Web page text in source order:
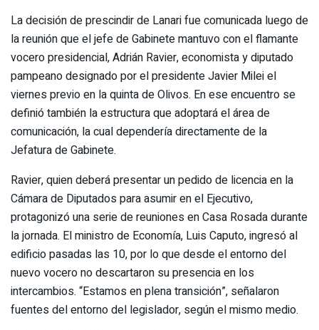
La decisión de prescindir de Lanari fue comunicada luego de
la reunión que el jefe de Gabinete mantuvo con el flamante
vocero presidencial, Adrián Ravier, economista y diputado
pampeano designado por el presidente Javier Milei el
viernes previo en la quinta de Olivos. En ese encuentro se
definió también la estructura que adoptará el área de
comunicación, la cual dependería directamente de la
Jefatura de Gabinete.
Ravier, quien deberá presentar un pedido de licencia en la
Cámara de Diputados para asumir en el Ejecutivo,
protagonizó una serie de reuniones en Casa Rosada durante
la jornada. El ministro de Economía, Luis Caputo, ingresó al
edificio pasadas las 10, por lo que desde el entorno del
nuevo vocero no descartaron su presencia en los
intercambios. “Estamos en plena transición”, señalaron
fuentes del entorno del legislador, según el mismo medio.